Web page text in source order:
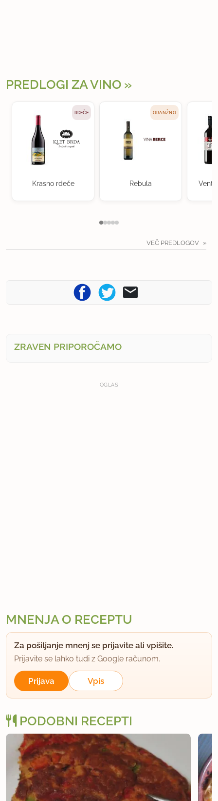
PREDLOGI ZA VINO
RDEČE
Krasno rdeče
ORANŽNO
Rebula
VEČ PREDLOGOV
ZRAVEN PRIPOROČAMO
OGLAS
MNENJA O RECEPTU
Za pošiljanje mnenj se prijavite ali vpišite.
Prijavite se lahko tudi z Google računom.
Prijava Vpis
PODOBNI RECEPTI